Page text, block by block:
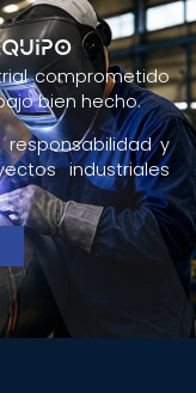
comprometido
bien hecho.
responsabilidad y
industriales